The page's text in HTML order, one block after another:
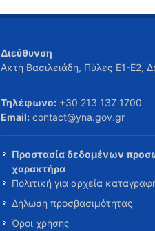
Διεύθυνση
Ακτή Βασιλειάδη, Πύλες Ε1-Ε2,
Τηλέφωνο: +30 213 137 1700
Email: contact@yna.gov.gr
Προστασία δεδομένων
χαρακτήρα
Πολιτική για αρχεία
Δήλωση προσβασιμότητας
Όροι χρήσης